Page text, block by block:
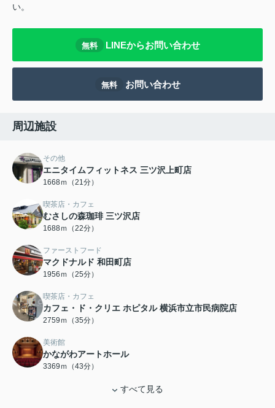
い。
無料 LINEからお問い合わせ
無料 お問い合わせ
周辺施設
その他
エニタイムフィットネス 三ツ沢上町店
1668ｍ（21分）
喫茶店・カフェ
むさしの森珈琲 三ツ沢店
1688ｍ（22分）
ファーストフード
マクドナルド 和田町店
1956ｍ（25分）
喫茶店・カフェ
カフェ・ド・クリエ ホピタル 横浜市立市民病院店
2759ｍ（35分）
美術館
かながわアートホール
3369ｍ（43分）
すべて見る